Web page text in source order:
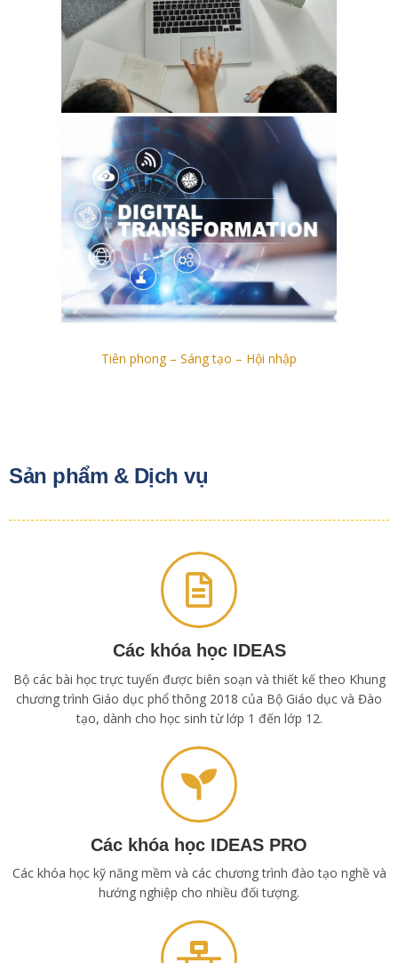
Tiên phong – Sáng tạo – Hội nhập
Sản phẩm & Dịch vụ
Các khóa học IDEAS
Bộ các bài học trực tuyến được biên soạn và thiết kế theo Khung
chương trình Giáo dục phổ thông 2018 của Bộ Giáo dục và Đào
tạo, dành cho học sinh từ lớp 1 đến lớp 12.
Các khóa học IDEAS PRO
Các khóa học kỹ năng mềm và các chương trình đào tạo nghề và
hướng nghiệp cho nhiều đối tượng.